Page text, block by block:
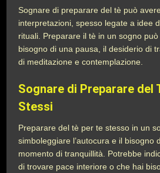
Sognare di preparare del tè può
interpretazioni, spesso legate a idee
rituali. Preparare il tè in un sogno
bisogno di una pausa, il desiderio di
di meditazione e contemplazione.
Sognare di Preparare del
Stessi
Preparare del tè per te stesso in un
simboleggiare l’autocura e il bisogno
momento di tranquillità. Potrebbe
di trovare pace interiore o che hai